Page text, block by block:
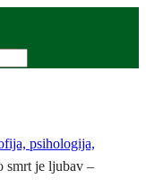
psihologija,
smrt je ljubav –